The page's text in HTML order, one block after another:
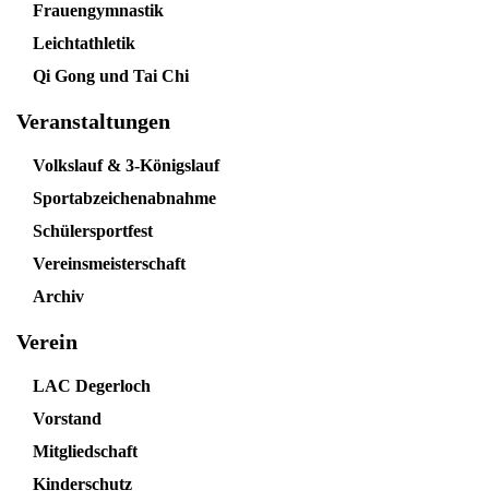
Frauengymnastik
Leichtathletik
Qi Gong und Tai Chi
Veranstaltungen
Volkslauf & 3-Königslauf
Sportabzeichenabnahme
Schülersportfest
Vereinsmeisterschaft
Archiv
Verein
LAC Degerloch
Vorstand
Mitgliedschaft
Kinderschutz